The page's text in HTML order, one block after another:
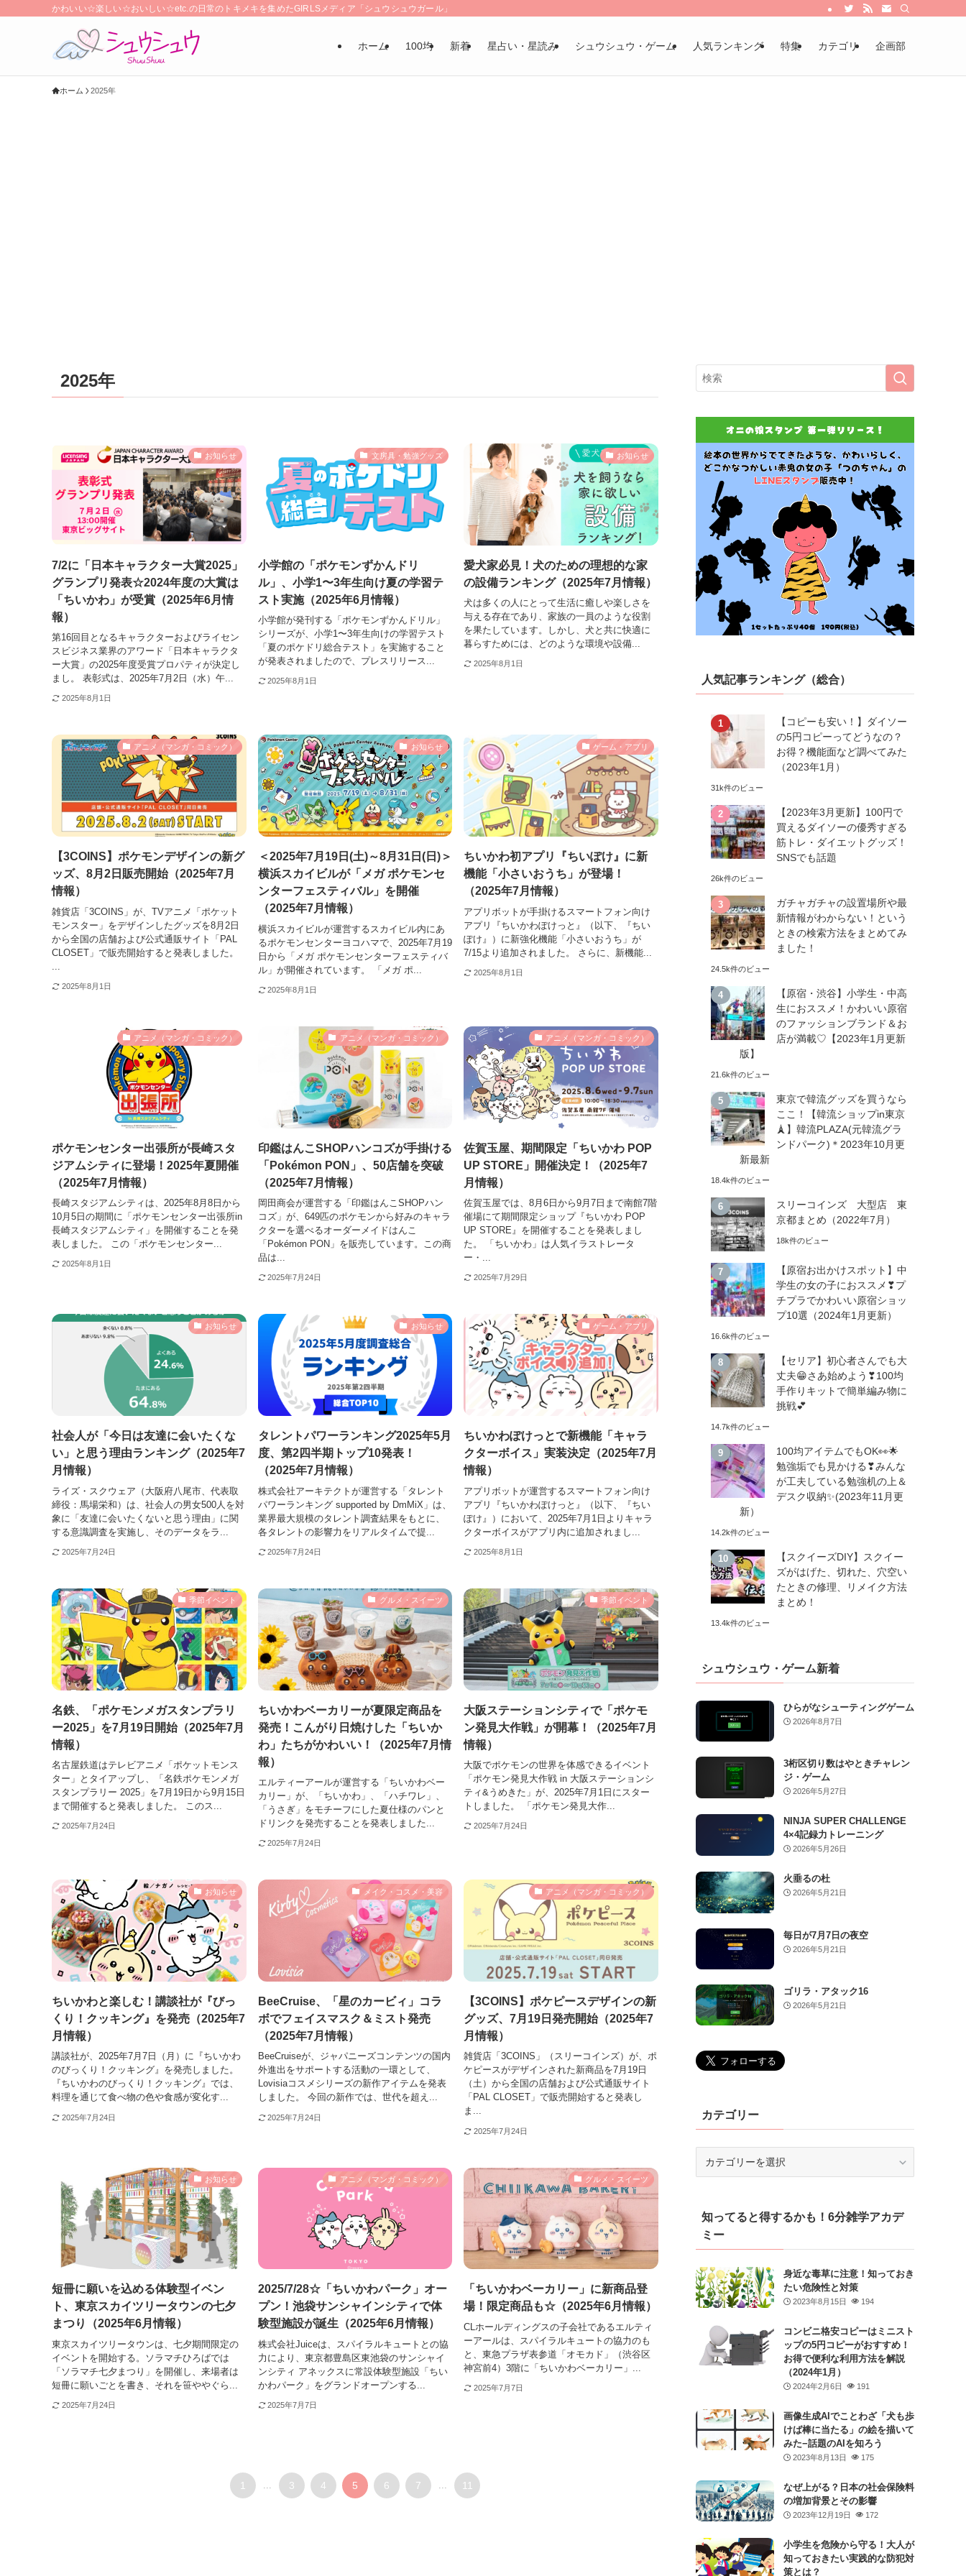
かわいい☆楽しい☆おいしい☆etc.の日常のトキメキを集めたGIRLSメディア「シュウシュウガール」
ホーム 100均 新着 星占い・星読み シュウシュウ・ゲーム 人気ランキング 特集 カテゴリ 企画部
ホーム 2025年
2025年
お知らせ
7/2に「日本キャラクター大賞2025」
グランプリ発表☆2024年度の大賞は
「ちいかわ」が受賞（2025年6月情
報）
第16回目となるキャラクターおよびライセン
スビジネス業界のアワード「日本キャラクタ
ー大賞」の2025年度受賞プロパティが決定し
まし。 表彰式は、2025年7月2日（水）午...
2025年8月1日
文房具・勉強グッズ
小学館の「ポケモンずかんドリ
ル」、小学1〜3年生向け夏の学習テ
スト実施（2025年6月情報）
小学館が発刊する「ポケモンずかんドリル」
シリーズが、小学1〜3年生向けの学習テスト
「夏のポケドリ総合テスト」を実施すること
が発表されましたので、プレスリリース...
2025年8月1日
お知らせ
愛犬家必見！犬のための理想的な家
の設備ランキング（2025年7月情報）
犬は多くの人にとって生活に癒しや楽しさを
与える存在であり、家族の一員のような役割
を果たしています。しかし、犬と共に快適に
暮らすためには、どのような環境や設備...
2025年8月1日
アニメ（マンガ・コミック）
【3COINS】ポケモンデザインの新グ
ッズ、8月2日販売開始（2025年7月
情報）
雑貨店「3COINS」が、TVアニメ「ポケット
モンスター」をデザインしたグッズを8月2日
から全国の店舗および公式通販サイト「PAL
CLOSET」で販売開始すると発表しました。
2025年8月1日
お知らせ
＜2025年7月19日(土)～8月31日(日)＞
横浜スカイビルが「メガ ポケモンセ
ンターフェスティバル」を開催
（2025年7月情報）
横浜スカイビルが運営するスカイビル内にあ
るポケモンセンターヨコハマで、2025年7月19
日から「メガ ポケモンセンターフェスティバ
ル」が開催されています。 「メガ ポ...
2025年8月1日
ゲーム・アプリ
ちいかわ初アプリ『ちいぽけ』に新
機能「小さいおうち」が登場！
（2025年7月情報）
アプリボットが手掛けるスマートフォン向け
アプリ『ちいかわぽけっと』（以下、『ちい
ぽけ』）に新強化機能「小さいおうち」が
7/15より追加されました。 さらに、新機能...
2025年8月1日
アニメ（マンガ・コミック）
ポケモンセンター出張所が長崎スタ
ジアムシティに登場！2025年夏開催
（2025年7月情報）
長崎スタジアムシティは、2025年8月8日から
10月5日の期間に「ポケモンセンター出張所in
長崎スタジアムシティ」を開催することを発
表しました。 この「ポケモンセンター...
2025年8月1日
アニメ（マンガ・コミック）
印鑑はんこSHOPハンコズが手掛ける
「Pokémon PON」、50店舗を突破
（2025年7月情報）
岡田商会が運営する「印鑑はんこSHOPハン
コズ」が、649匹のポケモンから好みのキャラ
クターを選べるオーダーメイドはんこ
「Pokémon PON」を販売しています。この商
品は...
2025年7月24日
アニメ（マンガ・コミック）
佐賀玉屋、期間限定「ちいかわ POP
UP STORE」開催決定！（2025年7
月情報）
佐賀玉屋では、8月6日から9月7日まで南館7階
催場にて期間限定ショップ『ちいかわ POP
UP STORE』を開催することを発表しまし
た。 「ちいかわ」は人気イラストレータ
ー・...
2025年7月29日
お知らせ
社会人が「今日は友達に会いたくな
い」と思う理由ランキング（2025年7
月情報）
ライズ・スクウェア（大阪府八尾市、代表取
締役：馬場栄和）は、社会人の男女500人を対
象に「友達に会いたくないと思う理由」に関
する意識調査を実施し、そのデータをラ...
2025年7月24日
お知らせ
タレントパワーランキング2025年5月
度、第2四半期トップ10発表！
（2025年7月情報）
株式会社アーキテクトが運営する「タレント
パワーランキング supported by DmMiX」は、
業界最大規模のタレント調査結果をもとに、
各タレントの影響力をリアルタイムで提...
2025年7月24日
ゲーム・アプリ
ちいかわぽけっとで新機能「キャラ
クターボイス」実装決定（2025年7月
情報）
アプリボットが運営するスマートフォン向け
アプリ『ちいかわぽけっと』（以下、『ちい
ぽけ』）において、2025年7月1日よりキャラ
クターボイスがアプリ内に追加されまし...
2025年8月1日
季節イベント
名鉄、「ポケモンメガスタンプラリ
ー2025」を7月19日開始（2025年7月
情報）
名古屋鉄道はテレビアニメ「ポケットモンス
ター」とタイアップし、「名鉄ポケモンメガ
スタンプラリー 2025」を7月19日から9月15日
まで開催すると発表しました。 このス...
2025年7月24日
グルメ・スイーツ
ちいかわベーカリーが夏限定商品を
発売！こんがり日焼けした「ちいか
わ」たちがかわいい！（2025年7月情
報）
エルティーアールが運営する「ちいかわベー
カリー」が、「ちいかわ」、「ハチワレ」、
「うさぎ」をモチーフにした夏仕様のパンと
ドリンクを発売することを発表しました...
2025年7月24日
季節イベント
大阪ステーションシティで「ポケモ
ン発見大作戦」が開幕！（2025年7月
情報）
大阪でポケモンの世界を体感できるイベント
「ポケモン発見大作戦 in 大阪ステーションシ
ティ&うめきた」が、2025年7月1日にスター
トしました。 「ポケモン発見大作...
2025年7月24日
お知らせ
ちいかわと楽しむ！講談社が『びっ
くり！クッキング』を発売（2025年7
月情報）
講談社が、2025年7月7日（月）に『ちいかわ
のびっくり！クッキング』を発売しました。
『ちいかわのびっくり！クッキング』では、
料理を通じて食べ物の色や食感が変化す...
2025年7月24日
メイク・コスメ・美容
BeeCruise、「星のカービィ」コラ
ボでフェイスマスク＆ミスト発売
（2025年7月情報）
BeeCruiseが、ジャパニーズコンテンツの国内
外進出をサポートする活動の一環として、
Lovisiaコスメシリーズの新作アイテムを発表
しました。 今回の新作では、世代を超え...
2025年7月24日
アニメ（マンガ・コミック）
【3COINS】ポケピースデザインの新
グッズ、7月19日発売開始（2025年7
月情報）
雑貨店「3COINS」（スリーコインズ）が、ポ
ケピースがデザインされた新商品を7月19日
（土）から全国の店舗および公式通販サイト
「PAL CLOSET」で販売開始すると発表し
ま...
2025年7月24日
お知らせ
短冊に願いを込める体験型イベン
ト、東京スカイツリータウンの七夕
まつり（2025年6月情報）
東京スカイツリータウンは、七夕期間限定の
イベントを開始する。ソラマチひろばでは
「ソラマチ七夕まつり」を開催し、来場者は
短冊に願いごとを書き、それを笹ややぐら...
2025年7月24日
アニメ（マンガ・コミック）
2025/7/28☆「ちいかわパーク」オー
プン！池袋サンシャインシティで体
験型施設が誕生（2025年6月情報）
株式会社Juiceは、スパイラルキュートとの協
力により、東京都豊島区東池袋のサンシャイ
ンシティ アネックスに常設体験型施設「ちい
かわパーク」をグランドオープンする...
2025年7月7日
グルメ・スイーツ
「ちいかわベーカリー」に新商品登
場！限定商品も☆（2025年6月情報）
CLホールディングスの子会社であるエルティ
ーアールは、スパイラルキュートの協力のも
と、東急プラザ表参道「オモカド」（渋谷区
神宮前4）3階に「ちいかわベーカリー」...
2025年7月7日
1 ... 3 4 5 6 7 ... 11
人気記事ランキング（総合）
【コピーも安い！】ダイソー
の5円コピーってどうなの？
お得？機能面など調べてみた
（2023年1月）
31k件のビュー
【2023年3月更新】100円で
買えるダイソーの優秀すぎる
筋トレ・ダイエットグッズ！
SNSでも話題
26k件のビュー
ガチャガチャの設置場所や最
新情報がわからない！という
ときの検索方法をまとめてみ
ました！
24.5k件のビュー
【原宿・渋谷】小学生・中高
生におススメ！かわいい原宿
のファッションブランド＆お
店が満載♡【2023年1月更新
版】
21.6k件のビュー
東京で韓流グッズを買うなら
ここ！【韓流ショップin東京
🗼】韓流PLAZA(元韓流グラ
ンドパーク)＊2023年10月更
新最新
18.4k件のビュー
スリーコインズ 大型店 東
京都まとめ（2022年7月）
18k件のビュー
【原宿お出かけスポット】中
学生の女の子におススメ❣プ
チプラでかわいい原宿ショッ
プ10選（2024年1月更新）
16.6k件のビュー
【セリア】初心者さんでも大
丈夫😁さあ始めよう❣100均
手作りキットで簡単編み物に
挑戦💕
14.7k件のビュー
100均アイテムでもOK👀🌟
勉強垢でも見かける❣みんな
が工夫している勉強机の上＆
デスク収納✨(2023年11月更
新）
14.2k件のビュー
【スクイーズDIY】スクイー
ズがはげた、切れた、穴空い
たときの修理、リメイク方法
まとめ！
13.4k件のビュー
シュウシュウ・ゲーム新着
ひらがなシューティングゲーム
2026年8月7日
3桁区切り数はやときチャレン
ジ・ゲーム
2026年5月27日
NINJA SUPER CHALLENGE
4×4記録力トレーニング
2026年5月26日
火垂るの杜
2026年5月21日
毎日が7月7日の夜空
2026年5月21日
ゴリラ・アタック16
2026年5月21日
カテゴリー
ー知ってると得するかも！6分雑学アカデ
ミー
身近な毒草に注意！知っておき
たい危険性と対策
2023年8月15日 194
コンビニ格安コピーはミニスト
ップの5円コピーがおすすめ！
お得で便利な利用方法を解説
（2024年1月）
2024年2月6日 191
画像生成AIでことわざ「犬も歩
けば棒に当たる」の絵を描いて
みた−話題のAIを知ろう
2023年8月13日 175
なぜ上がる？日本の社会保険料
の増加背景とその影響
2023年12月19日 172
小学生を危険から守る！大人が
知っておきたい実践的な防犯対
策とは？